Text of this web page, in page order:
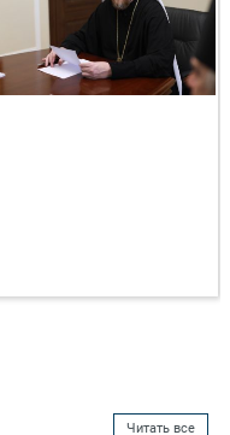
Читать все